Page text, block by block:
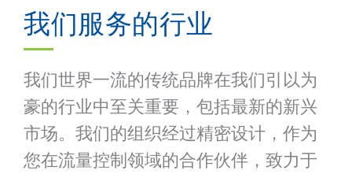
我们服务的行业
我们世界一流的传统品牌在我们引以为
豪的行业中至关重要，包括最新的新兴
市场。我们的组织经过精密设计，作为
您在流量控制领域的合作伙伴，致力于